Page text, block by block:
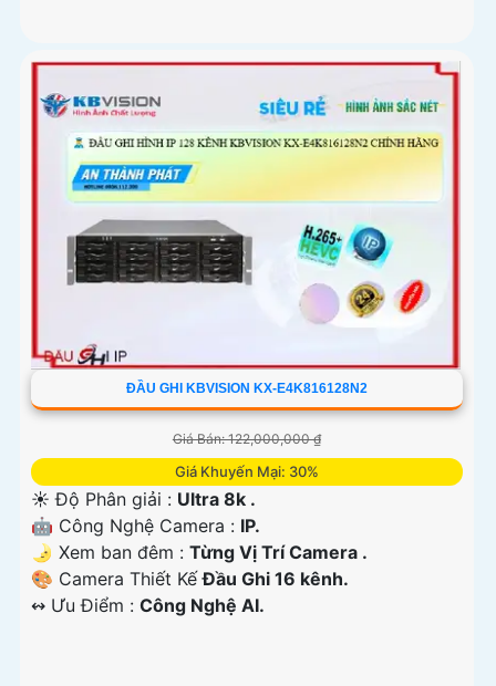
ĐẦU GHI KBVISION KX-E4K816128N2
Giá Bán: 122,000,000 ₫
Giá Khuyến Mại: 30%
☀️ Độ Phân giải : Ultra 8k .
🤖️ Công Nghệ Camera : IP.
🌛 Xem ban đêm : Từng Vị Trí Camera .
🎨 Camera Thiết KếĐầu Ghi 16 kênh.
️↭ Ưu Điểm : Công Nghệ AI.